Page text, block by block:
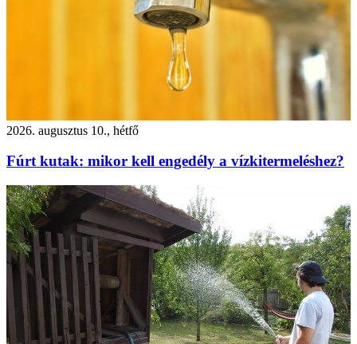
2026. augusztus 10., hétfő
Fúrt kutak: mikor kell engedély a vízkitermeléshez?